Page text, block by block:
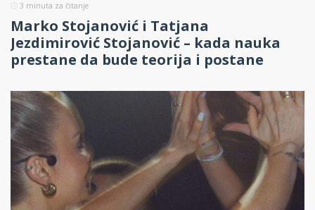
3 minuta za čitanje
Marko Stojanović i Tatjana
Jezdimirović Stojanović – kada nauka
prestane da bude teorija i postane